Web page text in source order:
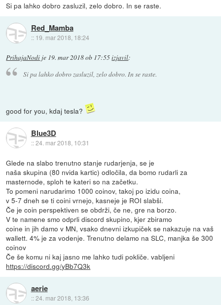
Si pa lahko dobro zasluzil, zelo dobro. In se raste.
Red_Mamba
:: 19. mar 2018, 18:24
PrihajaNodi je 19. mar 2018 ob 17:55izjavil:
Si pa lahko dobro zasluzil, zelo dobro. In se raste.
good for you, kdaj tesla?
Blue3D
::24. mar 2018, 10:31
Glede na slabo trenutno stanje rudarjenja, se je
naša skupina (80 nvida kartic) odločila, da bomo rudarli za
masternode, sploh te kateri so na začetku.
To pomeni narudarimo 1000 coinov, takoj po izidu coina,
v 5-7 dneh se ti coini vrnejo, kasneje je ROI slabši.
Če je coin perspektiven se obdrži, če ne, gre na borzo.
V te namene smo odprli discord skupino, kjer zbiramo
coine in jih damo v MN, vsako dnevni izkupiček se nakazuje na vaš
wallett. 4% je za vodenje. Trenutno delamo na SLC, manjka še 300
coinov
Če še komu ni kaj jasno me lahko tudi pokliče. vabljeni
https://discord.gg/yBb7Q3k
aerie
::24. mar 2018, 13:36